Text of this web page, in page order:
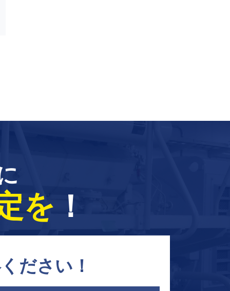
を ！
ださい！